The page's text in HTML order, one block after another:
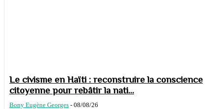
Le civisme en Haïti : reconstruire la conscience
citoyenne pour rebâtir la nati...
Bony Eugène Georges - 08/08/26